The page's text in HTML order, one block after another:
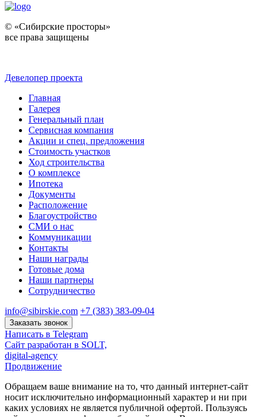
© «Сибирские просторы»
все права защищены
Девелопер проекта
Главная
Галерея
Генеральный план
Сервисная компания
Акции и спец. предложения
Стоимость участков
Ход строительства
О комплексе
Ипотека
Документы
Расположение
Благоустройство
СМИ о нас
Коммуникации
Контакты
Наши награды
Готовые дома
Наши партнеры
Сотрудничество
info@sibirskie.com +7 (383) 383-09-04
Заказать звонок
Написать в Telegram
Сайт разработан в SOLT,
digital-agency
Продвижение
Обращаем ваше внимание на то, что данный интернет-сайт
носит исключительно информационный характер и ни при
каких условиях не является публичной офертой. Пользуясь